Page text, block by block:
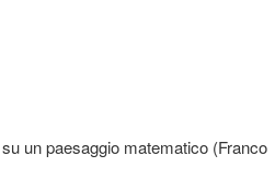
un paesaggio matematico (Franco